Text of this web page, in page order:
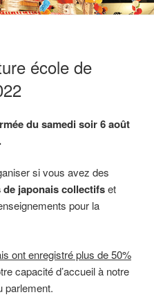
école de
du samedi soir 6 août
si vous avez des
de japonais collectifset
pour la
ont enregistré plus de 50%
capacité d’accueil à notre
parlement.